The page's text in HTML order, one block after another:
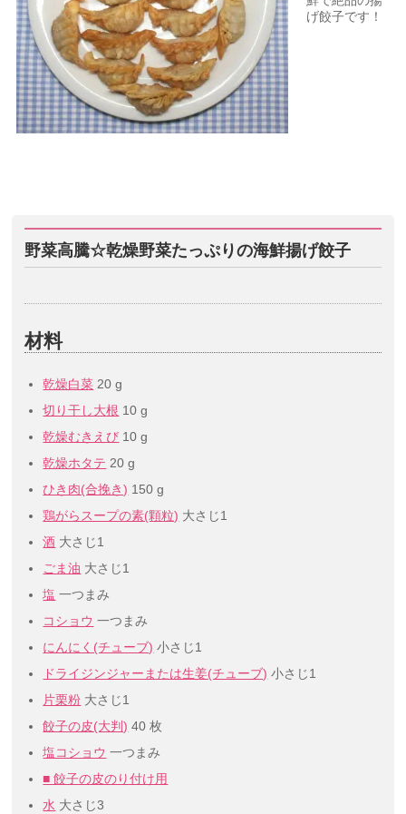
げ餃子です！
野菜高騰☆乾燥野菜たっぷりの海鮮揚げ餃子
材料
乾燥白菜 20 g
切り干し大根 10 g
乾燥むきえび 10 g
乾燥ホタテ 20 g
ひき肉(合挽き) 150 g
鶏がらスープの素(顆粒) 大さじ1
酒 大さじ1
ごま油 大さじ1
塩 一つまみ
コショウ 一つまみ
にんにく(チューブ) 小さじ1
ドライジンジャーまたは生姜(チューブ) 小さじ1
片栗粉 大さじ1
餃子の皮(大判) 40 枚
塩コショウ 一つまみ
■ 餃子の皮のり付け用
水 大さじ3